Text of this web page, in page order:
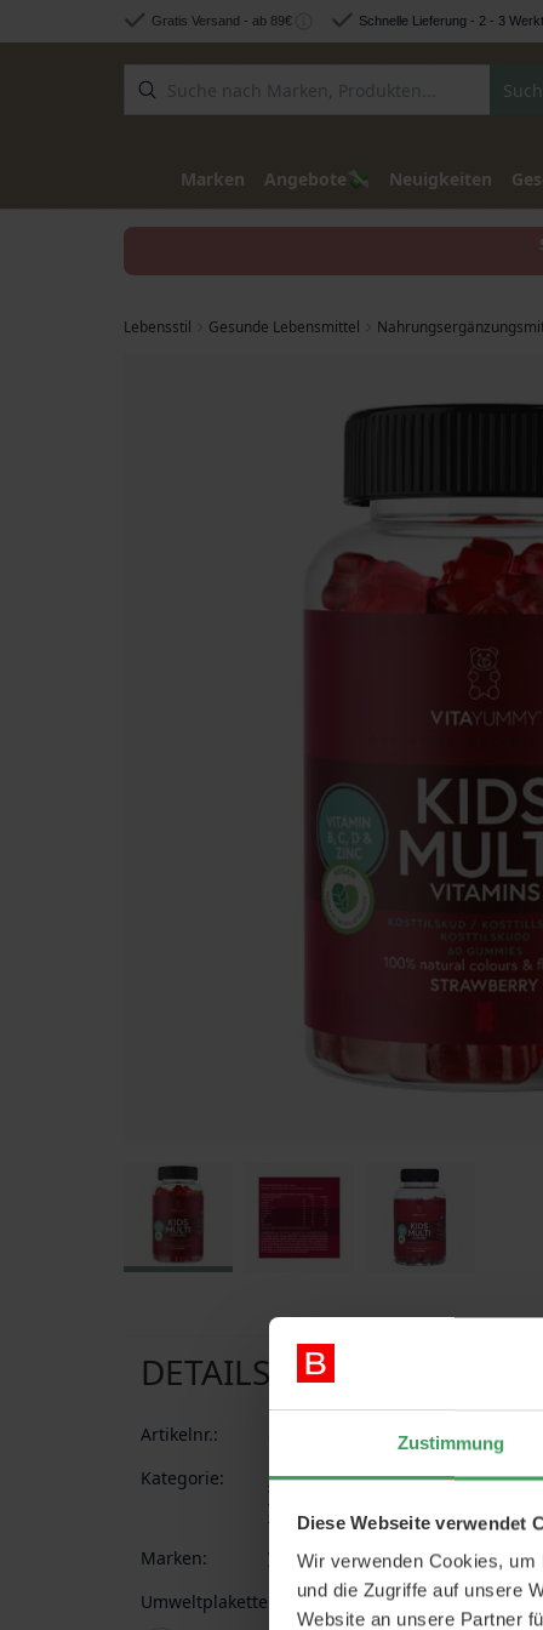
Zustimmung
Diese Webseite verwendet
Wir verwenden Cookies,
und die Zugriffe auf unsere
Website an unsere Partner
Zum Inhalt springenGratis Versand - ab 89€ Schnelle Lieferung - 2 - 3
Marken Angebote💸 Neuigkeiten
Lebensstil Gesunde Lebensmittel
DETAILS
Artikelnr.:
88033389161671816
Kategorie:
Kinder Gesunde Lebensmittel
Vitamine
der Woche
Marken:
Vitayummy
Umweltplakette:
Vegan